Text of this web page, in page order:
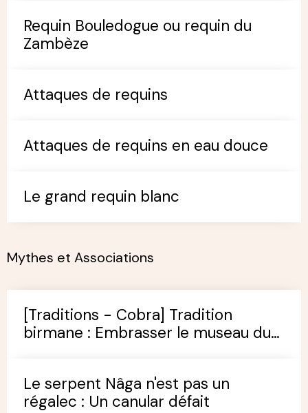
Requin Bouledogue ou requin du
Zambèze
Attaques de requins
Attaques de requins en eau douce
Le grand requin blanc
Mythes et Associations
[Traditions - Cobra] Tradition
birmane : Embrasser le museau du
Le serpent Nâga n'est pas un
régalec : Un canular défait